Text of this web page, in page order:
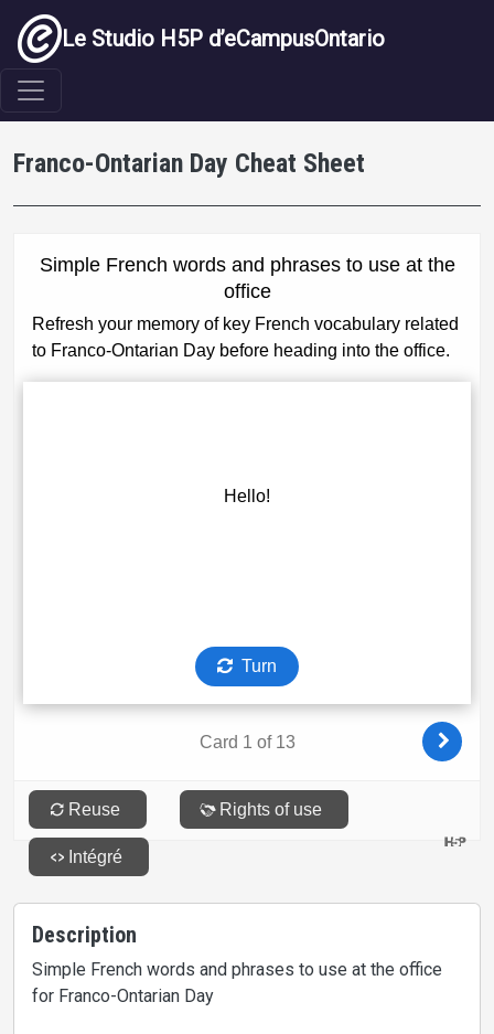
Aller au contenu principal
Le Studio H5P d’eCampusOntario
Franco-Ontarian Day Cheat Sheet
Description
Simple French words and phrases to use at the office
for Franco-Ontarian Day